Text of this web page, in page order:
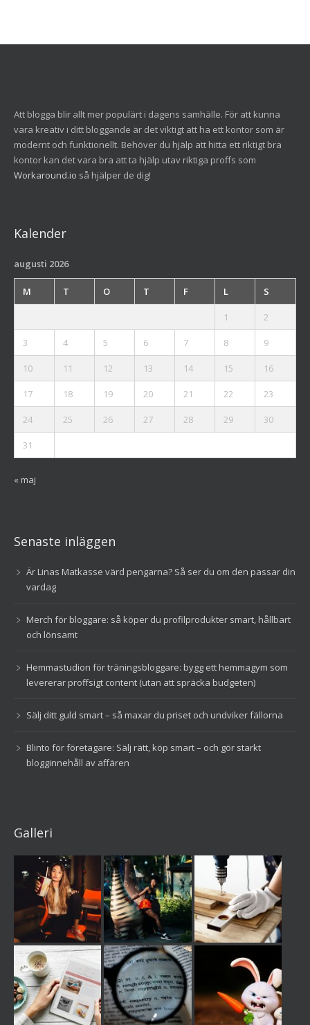
Att blogga blir allt mer populärt i dagens samhälle. För att kunna
vara kreativ i ditt bloggande är det viktigt att ha ett kontor som är
modernt och funktionellt. Behöver du hjälp att hitta ett riktigt bra
kontor kan det vara bra att ta hjälp utav riktiga proffs som
Workaround.io så hjälper de dig!
Kalender
augusti 2026
M T O T F L S
1 2
3 4 5 6 7 8 9
10 11 12 13 14 15 16
17 18 19 20 21 22 23
24 25 26 27 28 29 30
31
« maj
Senaste inläggen
Är Linas Matkasse värd pengarna? Så ser du om den passar din
vardag
Merch för bloggare: så köper du profilprodukter smart, hållbart
och lönsamt
Hemmastudion för träningsbloggare: bygg ett hemmagym som
levererar proffsigt content (utan att spräcka budgeten)
Sälj ditt guld smart – så maxar du priset och undviker fällorna
Blinto för företagare: Sälj rätt, köp smart – och gör starkt
blogginnehåll av affären
Galleri